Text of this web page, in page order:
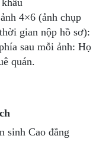
4×6 (ảnh chụp
gian nộp hồ sơ):
sau mỗi ảnh: Họ
quán.
sinh Cao đẳng